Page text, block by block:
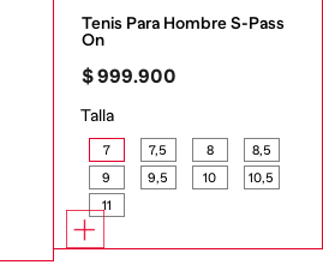
Tenis Para Hombre S-Pass
On
$999.900
Talla
7 7,5 8
8,5
9
9,5 10
10,5
11